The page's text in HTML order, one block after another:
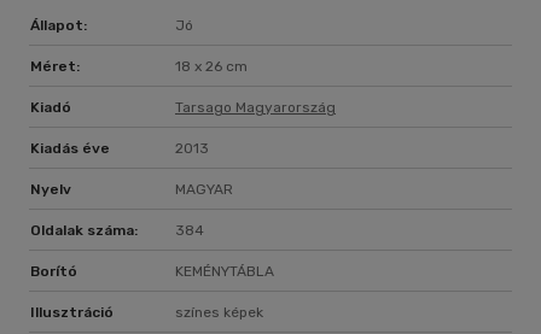
Állapot: Jó
Méret: 18 x 26 cm
Kiadó Tarsago Magyarország
Kiadás éve 2013
Nyelv MAGYAR
Oldalak száma: 384
Borító KEMÉNYTÁBLA
Illusztráció színes képek